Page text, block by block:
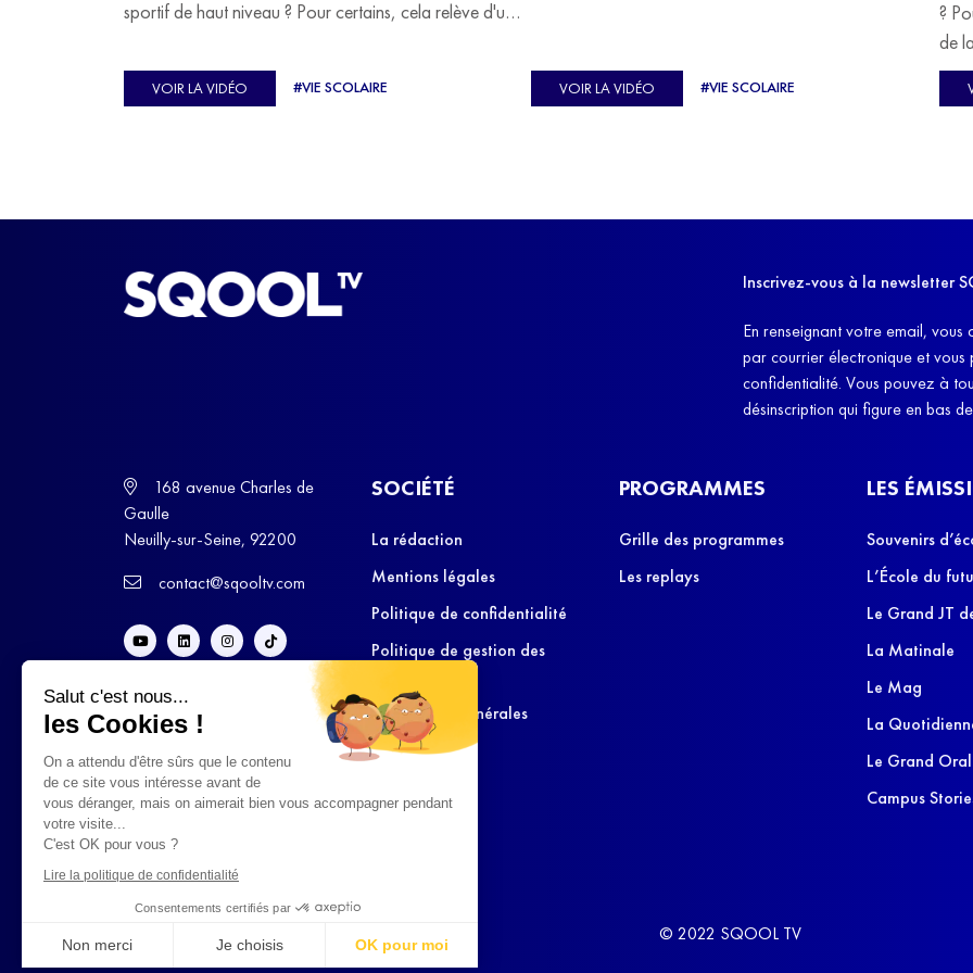
Salut c'est nous...
les Cookies !
On a attendu d'être sûrs que le contenu
de ce site vous intéresse avant de
vous déranger, mais on aimerait bien vous accompagner pendant
votre visite...
C'est OK pour vous ?
Lire la politique de confidentialité
Consentements certifiés par
Non merci Je choisis OK pour moi
sportif de haut niveau ? Pour certains, cela relève d'un
Ulysse Soriano, vice-champion d'Europe de Horse-
ball, qui a failli abandonner ses études avant de
VOIR LA VIDÉO #VIE SCOLAIRE
C'est l'histoire de nombreux réfugiés, et notamment
celle de Lisa Machukha, que nous vous proposons de
VOIR LA VIDÉO #VIE SCOLAIRE
?
de
Inscrivez-vous à la newsletter
En renseignant votre email,
par courrier électronique et
confidentialité. Vous pouvez à
désinscription qui figure en bas
168 avenue Charles de
Gaulle
Neuilly-sur-Seine, 92200
contact@sqooltv.com
SOCIÉTÉ
La rédaction
Mentions légales
Politique de confidentialité
Politique de gestion des
Conditions Générales
d’Utilisation
PROGRAMMES
Grille des programmes
Les replays
LES
Souvenirs
L’École du
Le Grand JT
La Matinale
Le Mag
La
Le Grand Oral
Campus
© 2022 SQOOL TV